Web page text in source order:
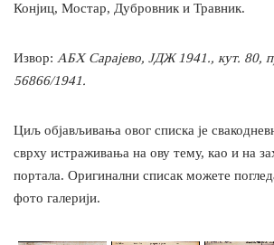
Конјиц, Мостар, Дубровник и Травник.
Извор: АБХ Сарајево, ЈДЖ 1941., кут. 80,
56866/1941.
Циљ објављивања овог списка је
сврху истраживања на ову тему, као и на
портала. Оригинални списак можете
фото галерији.